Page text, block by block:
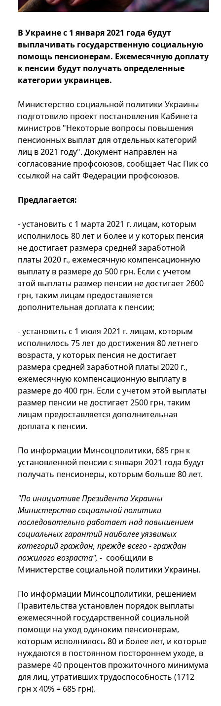
В Украине с 1 января 2021 года будут
выплачивать государственную социальную
помощь пенсионерам. Ежемесячную доплату
к пенсии будут получать определенные
категории украинцев.
Министерство социальной политики Украины
подготовило проект постановления Кабинета
министров "Некоторые вопросы повышения
пенсионных выплат для отдельных категорий
лиц в 2021 году". Документ направлен на
согласование профсоюзов, сообщает Час Пик со
ссылкой на сайт Федерации профсоюзов.
Предлагается:
- установить с 1 марта 2021 г. лицам, которым
исполнилось 80 лет и более и у которых пенсия
не достигает размера средней заработной
платы 2020 г., ежемесячную компенсационную
выплату в размере до 500 грн. Если с учетом
этой выплаты размер пенсии не достигает 2600
грн, таким лицам предоставляется
дополнительная доплата к пенсии;
- установить с 1 июля 2021 г. лицам, которым
исполнилось 75 лет до достижения 80 летнего
возраста, у которых пенсия не достигает
размера средней заработной платы 2020 г.,
ежемесячную компенсационную выплату в
размере до 400 грн. Если с учетом этой выплаты
размер пенсии не достигает 2500 грн, таким
лицам предоставляется дополнительная
доплата к пенсии.
По информации Минсоцполитики, 685 грн к
установленной пенсии с января 2021 года будут
получать пенсионеры, которым больше 80 лет.
"По инициативе Президента Украины
Министерство социальной политики
последовательно работает над повышением
социальных гарантий наиболее уязвимых
категорий граждан, прежде всего - граждан
пожилого возраста", - сообщили в
Министерстве социальной политики Украины.
По информации Минсоцполитики, решением
Правительства установлен порядок выплаты
ежемесячной государственной социальной
помощи на уход одиноким пенсионерам,
которым исполнилось 80 и более лет, и которые
нуждаются в постоянном постороннем уходе, в
размере 40 процентов прожиточного минимума
для лиц, утративших трудоспособность (1712
грн х 40% = 685 грн).